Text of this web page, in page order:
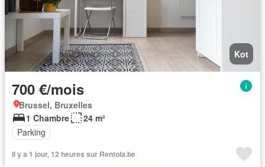
Kot
700 €/mois
Brussel, Bruxelles
1 Chambre
24 m²
Parking
Il y a 1 jour, 12 heures sur Rentola.be